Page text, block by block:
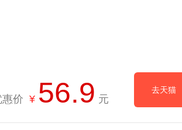
惠价 ¥ 56.9 元
去天猫